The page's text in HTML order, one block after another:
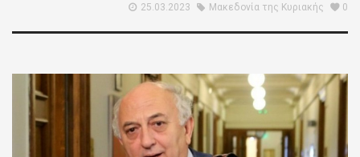
25.03.2023
Μακεδονία της Κυριακής 0